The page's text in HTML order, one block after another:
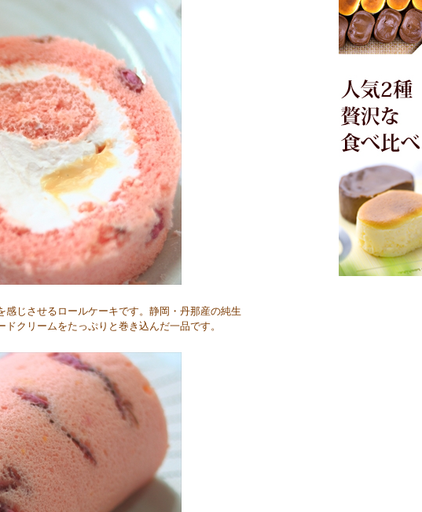
じさせるロールケーキです。静岡・丹那産の純生
クリームをたっぷりと巻き込んだ一品です。